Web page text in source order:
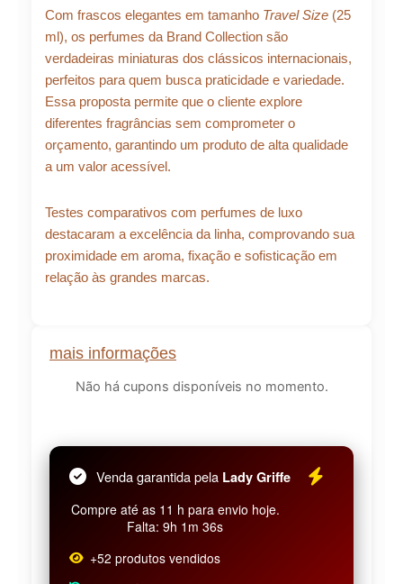
mais informações
Não há cupons disponíveis no momento.
Venda garantida pela Lady Griffe
Compre até as 11 h para envio hoje.
Falta: 9h 1m 36s
+52 produtos vendidos
Com frascos elegantes em tamanho Travel Size (25
ml), os perfumes da Brand Collection são
verdadeiras miniaturas dos clássicos internacionais,
perfeitos para quem busca praticidade e variedade.
Essa proposta permite que o cliente explore
diferentes fragrâncias sem comprometer o
orçamento, garantindo um produto de alta qualidade
a um valor acessível.
Testes comparativos com perfumes de luxo
destacaram a excelência da linha, comprovando sua
proximidade em aroma, fixação e sofisticação em
relação às grandes marcas.